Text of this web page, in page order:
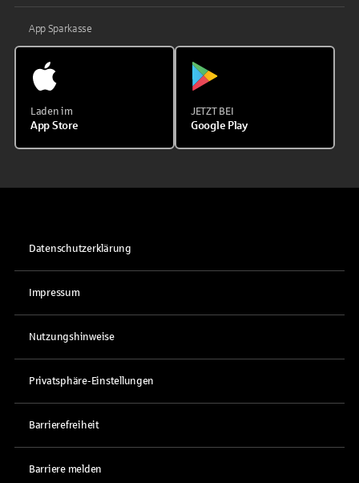
App Sparkasse
Laden im
App Store
JETZT BEI
Google Play
Datenschutzerklärung
Impressum
Nutzungshinweise
Privatsphäre-Einstellungen
Barrierefreiheit
Barriere melden